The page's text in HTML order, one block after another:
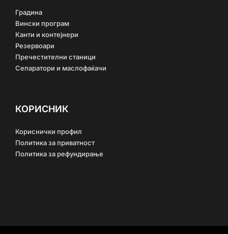
Градина
Вински програм
Канти и контејнери
Резервоари
Пречестителни станици
Сепаратори и маслофаќачи
КОРИСНИК
Кориснички профил
Политика за приватност
Политика за рефундирање